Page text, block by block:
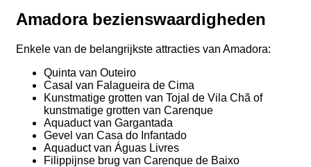
Amadora bezienswaardigheden
Enkele van de belangrijkste attracties van Amadora:
Quinta van Outeiro
Casal van Falagueira de Cima
Kunstmatige grotten van Tojal de Vila Chã of
kunstmatige grotten van Carenque
Aquaduct van Gargantada
Gevel van Casa do Infantado
Aquaduct van Águas Livres
Filippijnse brug van Carenque de Baixo